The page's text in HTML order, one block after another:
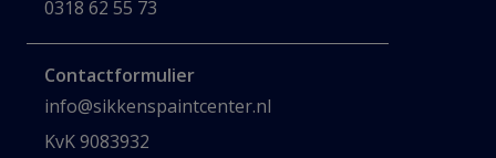
0318 62 55 73
Contactformulier
info@sikkenspaintcenter.nl
KvK 9083932